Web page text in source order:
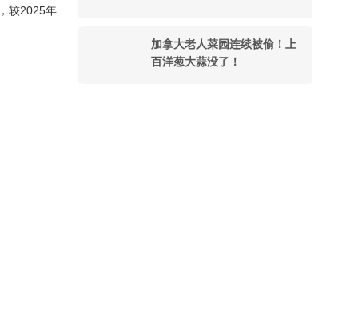
较2025年
加拿大老人菜园连续被偷！上
百洋葱大蒜没了！